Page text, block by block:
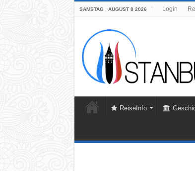
SAMSTAG , AUGUST 8 2026 Login
ReiseInfo